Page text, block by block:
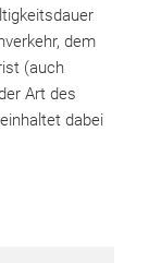
dem
(auch
Art des
dabei